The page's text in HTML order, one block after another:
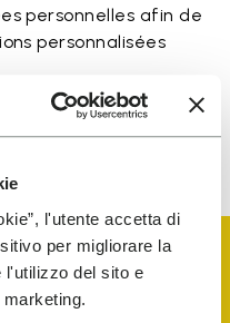
l'utente accetta di
per migliorare la
l'utilizzo del sito e
personnelles afin de
personnalisées
données, veuillez
Vous pouvez vous